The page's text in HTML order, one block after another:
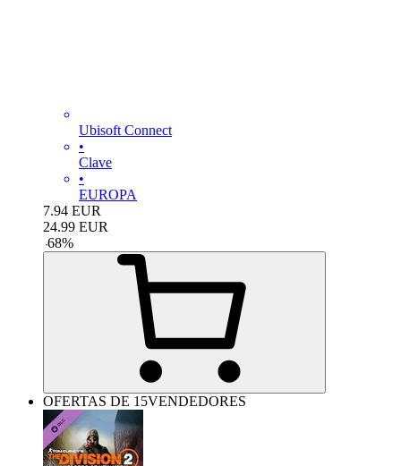
Ubisoft Connect
•
Clave
•
EUROPA
7.94 EUR
24.99 EUR
-68%
OFERTAS DE 15VENDEDORES